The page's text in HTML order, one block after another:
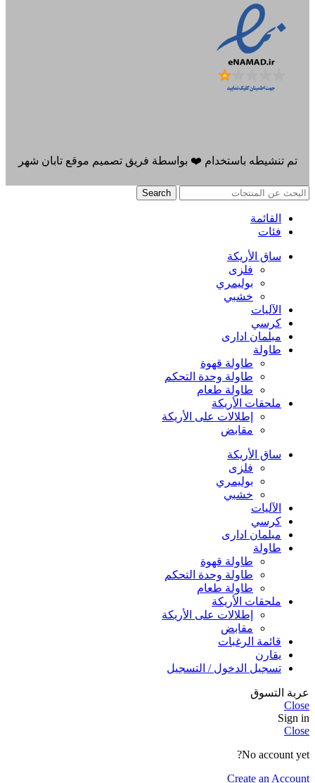
تم تنشيطه باستخدام ❤️ بواسطة فريق تصميم موقع تابان شهر
Search
القائمة
فئات
ساق الأريكة
فلزی
بوليمري
خشبي
الآليات
كرسي
مبلمان اداری
طاولة
طاولة قهوة
طاولة وحدة التحكم
طاولة طعام
ملحقات الأريكة
إطلالات على الأريكة
مقابض
ساق الأريكة
فلزی
بوليمري
خشبي
الآليات
كرسي
مبلمان اداری
طاولة
طاولة قهوة
طاولة وحدة التحكم
طاولة طعام
ملحقات الأريكة
إطلالات على الأريكة
مقابض
قائمة الرغبات
يقارن
تسجيل الدخول / التسجيل
عربة التسوق
Close
Sign in
Close
No account yet?
Create an Account